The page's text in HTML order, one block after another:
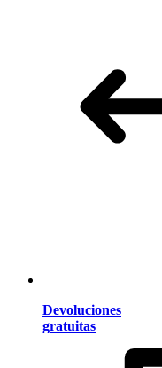
Devoluciones
gratuitas